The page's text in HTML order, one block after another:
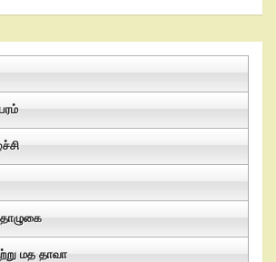
மத தாவா